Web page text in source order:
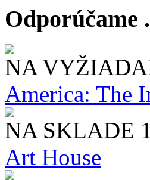
Odporúčame
NA
America: The
NA SKLADE
Art House